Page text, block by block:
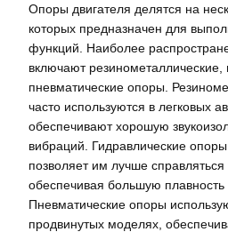
Опоры двигателя делятся на
которых предназначен для
функций. Наиболее
включают резинометаллические,
пневматические опоры.
часто используются в легковых
обеспечивают хорошую
вибраций. Гидравлические
позволяет им лучше справляться
обеспечивая большую плавность
Пневматические опоры
продвинутых моделях,